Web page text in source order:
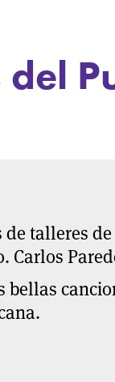
del
talleres
Carlos
bellas